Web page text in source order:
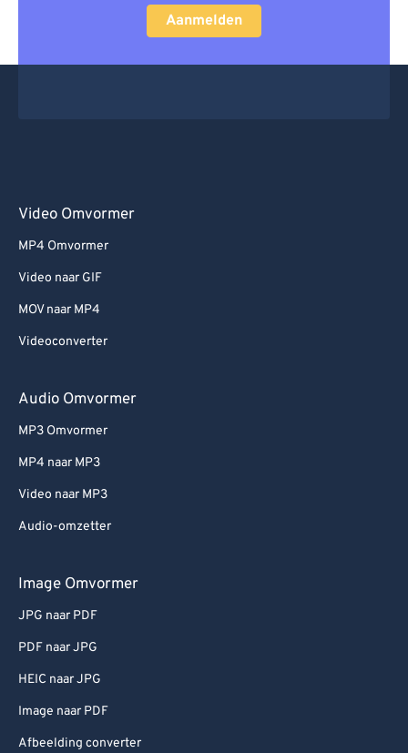
Aanmelden
Video Omvormer
MP4 Omvormer
Video naar GIF
MOV naar MP4
Videoconverter
Audio Omvormer
MP3 Omvormer
MP4 naar MP3
Video naar MP3
Audio-omzetter
Image Omvormer
JPG naar PDF
PDF naar JPG
HEIC naar JPG
Image naar PDF
Afbeelding converter